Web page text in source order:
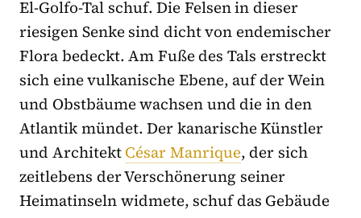
El-Golfo-Tal schuf. Die Felsen in dieser
riesigen Senke sind dicht von endemischer
Flora bedeckt. Am Fuße des Tals erstreckt
sich eine vulkanische Ebene, auf der Wein
und Obstbäume wachsen und die in den
Atlantik mündet. Der kanarische Künstler
und ArchitektCésar Manrique, der sich
zeitlebens der Verschönerung seiner
Heimatinseln widmete, schuf das Gebäude